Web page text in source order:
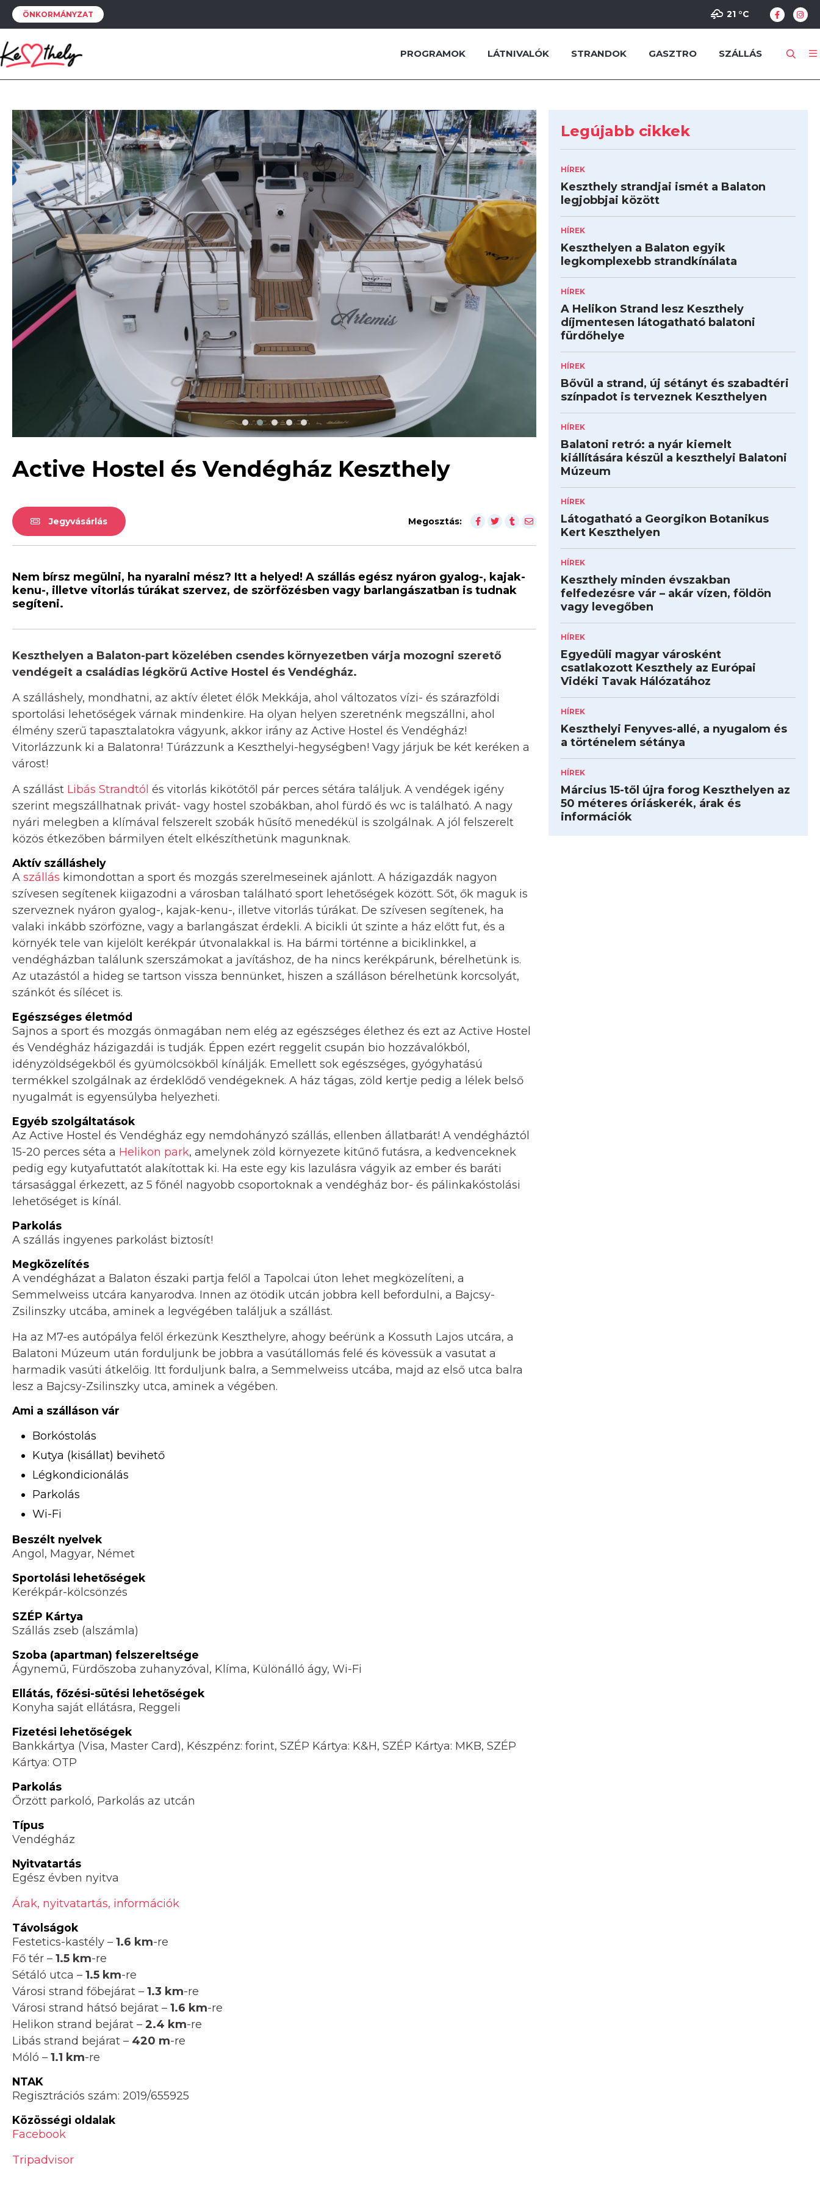
ÖNKORMÁNYZAT 21 °C
PROGRAMOK LÁTNIVALÓK STRANDOK GASZTRO SZÁLLÁS
Active Hostel és Vendégház Keszthely
Jegyvásárlás Megosztás:
Nem bírsz megülni, ha nyaralni mész? Itt a helyed! A szállás egész nyáron gyalog-, kajak-
kenu-, illetve vitorlás túrákat szervez, de szörfözésben vagy barlangászatban is tudnak
segíteni.
Keszthelyen a Balaton-part közelében csendes környezetben várja mozogni szerető
vendégeit a családias légkörű Active Hostel és Vendégház.
A szálláshely, mondhatni, az aktív életet élők Mekkája, ahol változatos vízi- és szárazföldi
sportolási lehetőségek várnak mindenkire. Ha olyan helyen szeretnénk megszállni, ahol
élmény szerű tapasztalatokra vágyunk, akkor irány az Active Hostel és Vendégház!
Vitorlázzunk ki a Balatonra! Túrázzunk a Keszthelyi-hegységben! Vagy járjuk be két keréken a
várost!
A szállást Libás Strandtól és vitorlás kikötőtől pár perces sétára találjuk. A vendégek igény
szerint megszállhatnak privát- vagy hostel szobákban, ahol fürdő és wc is található. A nagy
nyári melegben a klímával felszerelt szobák hűsítő menedékül is szolgálnak. A jól felszerelt
közös étkezőben bármilyen ételt elkészíthetünk magunknak.
Aktív szálláshely
A szállás kimondottan a sport és mozgás szerelmeseinek ajánlott. A házigazdák nagyon
szívesen segítenek kiigazodni a városban található sport lehetőségek között. Sőt, ők maguk is
szerveznek nyáron gyalog-, kajak-kenu-, illetve vitorlás túrákat. De szívesen segítenek, ha
valaki inkább szörfözne, vagy a barlangászat érdekli. A bicikli út szinte a ház előtt fut, és a
környék tele van kijelölt kerékpár útvonalakkal is. Ha bármi történne a biciklinkkel, a
vendégházban találunk szerszámokat a javításhoz, de ha nincs kerékpárunk, bérelhetünk is.
Az utazástól a hideg se tartson vissza bennünket, hiszen a szálláson bérelhetünk korcsolyát,
szánkót és sílécet is.
Egészséges életmód
Sajnos a sport és mozgás önmagában nem elég az egészséges élethez és ezt az Active Hostel
és Vendégház házigazdái is tudják. Éppen ezért reggelit csupán bio hozzávalókból,
idényzöldségekből és gyümölcsökből kínálják. Emellett sok egészséges, gyógyhatású
termékkel szolgálnak az érdeklődő vendégeknek. A ház tágas, zöld kertje pedig a lélek belső
nyugalmát is egyensúlyba helyezheti.
Egyéb szolgáltatások
Az Active Hostel és Vendégház egy nemdohányzó szállás, ellenben állatbarát! A vendégháztól
15-20 perces séta a Helikon park, amelynek zöld környezete kitűnő futásra, a kedvenceknek
pedig egy kutyafuttatót alakítottak ki. Ha este egy kis lazulásra vágyik az ember és baráti
társasággal érkezett, az 5 főnél nagyobb csoportoknak a vendégház bor- és pálinkakóstolási
lehetőséget is kínál.
Parkolás
A szállás ingyenes parkolást biztosít!
Megközelítés
A vendégházat a Balaton északi partja felől a Tapolcai úton lehet megközelíteni, a
Semmelweiss utcára kanyarodva. Innen az ötödik utcán jobbra kell befordulni, a Bajcsy-
Zsilinszky utcába, aminek a legvégében találjuk a szállást.
Ha az M7-es autópálya felől érkezünk Keszthelyre, ahogy beérünk a Kossuth Lajos utcára, a
Balatoni Múzeum után forduljunk be jobbra a vasútállomás felé és kövessük a vasutat a
harmadik vasúti átkelőig. Itt forduljunk balra, a Semmelweiss utcába, majd az első utca balra
lesz a Bajcsy-Zsilinszky utca, aminek a végében.
Ami a szálláson vár
Borkóstolás
Kutya (kisállat) bevihető
Légkondicionálás
Parkolás
Wi-Fi
Beszélt nyelvek
Angol, Magyar, Német
Sportolási lehetőségek
Kerékpár-kölcsönzés
SZÉP Kártya
Szállás zseb (alszámla)
Szoba (apartman) felszereltsége
Ágynemű, Fürdőszoba zuhanyzóval, Klíma, Különálló ágy, Wi-Fi
Ellátás, főzési-sütési lehetőségek
Konyha saját ellátásra, Reggeli
Fizetési lehetőségek
Bankkártya (Visa, Master Card), Készpénz: forint, SZÉP Kártya: K&H, SZÉP Kártya: MKB, SZÉP
Kártya: OTP
Parkolás
Őrzött parkoló, Parkolás az utcán
Típus
Vendégház
Nyitvatartás
Egész évben nyitva
Árak, nyitvatartás, információk
Távolságok
Festetics-kastély – 1.6 km-re
Fő tér – 1.5 km-re
Sétáló utca – 1.5 km-re
Városi strand főbejárat – 1.3 km-re
Városi strand hátsó bejárat – 1.6 km-re
Helikon strand bejárat – 2.4 km-re
Libás strand bejárat – 420 m-re
Móló – 1.1 km-re
NTAK
Regisztrációs szám: 2019/655925
Közösségi oldalak
Facebook
Tripadvisor
Legújabb cikkek
HÍREK
Keszthely strandjai ismét a Balaton
legjobbjai között
HÍREK
Keszthelyen a Balaton egyik
legkomplexebb strandkínálata
HÍREK
A Helikon Strand lesz Keszthely
díjmentesen látogatható balatoni
fürdőhelye
HÍREK
Bővül a strand, új sétányt és szabadtéri
színpadot is terveznek Keszthelyen
HÍREK
Balatoni retró: a nyár kiemelt
kiállítására készül a keszthelyi Balatoni
Múzeum
HÍREK
Látogatható a Georgikon Botanikus
Kert Keszthelyen
HÍREK
Keszthely minden évszakban
felfedezésre vár – akár vízen, földön
vagy levegőben
HÍREK
Egyedüli magyar városként
csatlakozott Keszthely az Európai
Vidéki Tavak Hálózatához
HÍREK
Keszthelyi Fenyves-allé, a nyugalom és
a történelem sétánya
HÍREK
Március 15-től újra forog Keszthelyen az
50 méteres óriáskerék, árak és
információk